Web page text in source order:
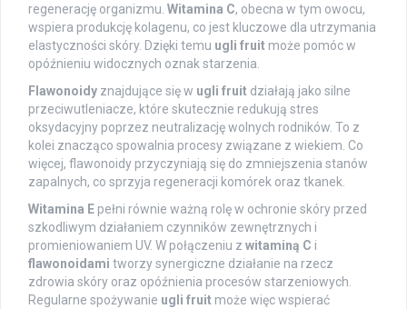
regenerację organizmu. Witamina C, obecna w tym owocu,
wspiera produkcję kolagenu, co jest kluczowe dla utrzymania
elastyczności skóry. Dzięki temu ugli fruit może pomóc w
opóźnieniu widocznych oznak starzenia.
Flawonoidy znajdujące się w ugli fruit działają jako silne
przeciwutleniacze, które skutecznie redukują stres
oksydacyjny poprzez neutralizację wolnych rodników. To z
kolei znacząco spowalnia procesy związane z wiekiem. Co
więcej, flawonoidy przyczyniają się do zmniejszenia stanów
zapalnych, co sprzyja regeneracji komórek oraz tkanek.
Witamina E pełni równie ważną rolę w ochronie skóry przed
szkodliwym działaniem czynników zewnętrznych i
promieniowaniem UV. W połączeniu z witaminą C i
flawonoidami tworzy synergiczne działanie na rzecz
zdrowia skóry oraz opóźnienia procesów starzeniowych.
Regularne spożywanie ugli fruit może więc wspierać